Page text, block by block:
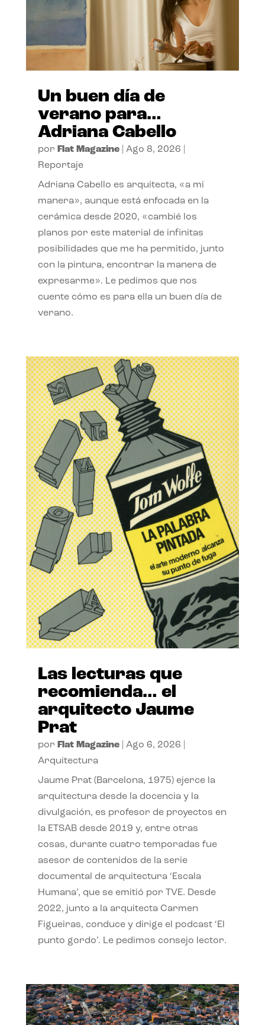
Un buen día de
verano para…
Adriana Cabello
por Flat Magazine| Ago 8, 2026
Reportaje
Adriana Cabello es arquitecta, «a mi
manera», aunque está enfocada en la
cerámica desde 2020, «cambié los
planos por este material de infinitas
posibilidades que me ha permitido, junto
con la pintura, encontrar la manera de
expresarme». Le pedimos que nos
cuente cómo es para ella un buen día de
verano.
Las lecturas que
recomienda… el
arquitecto Jaume
Prat
por Flat Magazine| Ago 6, 2026
Arquitectura
Jaume Prat (Barcelona, 1975) ejerce la
arquitectura desde la docencia y la
divulgación, es profesor de proyectos en
la ETSAB desde 2019 y, entre otras
cosas, durante cuatro temporadas fue
asesor de contenidos de la serie
documental de arquitectura ‘Escala
Humana’, que se emitió por TVE. Desde
2022, junto a la arquitecta Carmen
Figueiras, conduce y dirige el podcast ‘El
punto gordo’. Le pedimos consejo lector.